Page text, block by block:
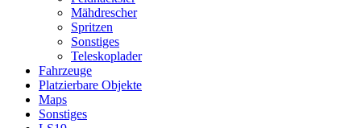
Mähdrescher
Spritzen
Sonstiges
Teleskoplader
Fahrzeuge
Platzierbare Objekte
Maps
Sonstiges